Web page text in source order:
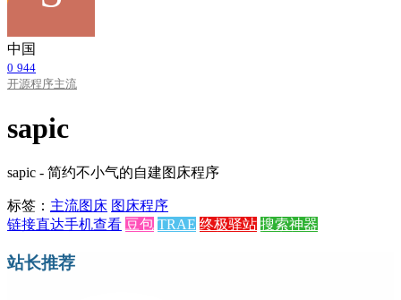
中国
0 944
开源程序主流
sapic
sapic - 简约不小气的自建图床程序
标签： 主流图床 图床程序
链接直达手机查看 豆包 TRAE 终极驿站 搜索神器
站长推荐